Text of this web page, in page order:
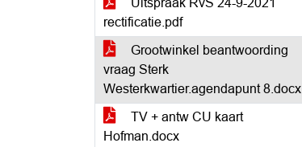
Uitspraak RvS 24-9-2021
rectificatie.pdf
Grootwinkel beantwoording
vraag Sterk
Westerkwartier.agendapunt 8.docx
TV + antw CU kaart
Hofman.docx